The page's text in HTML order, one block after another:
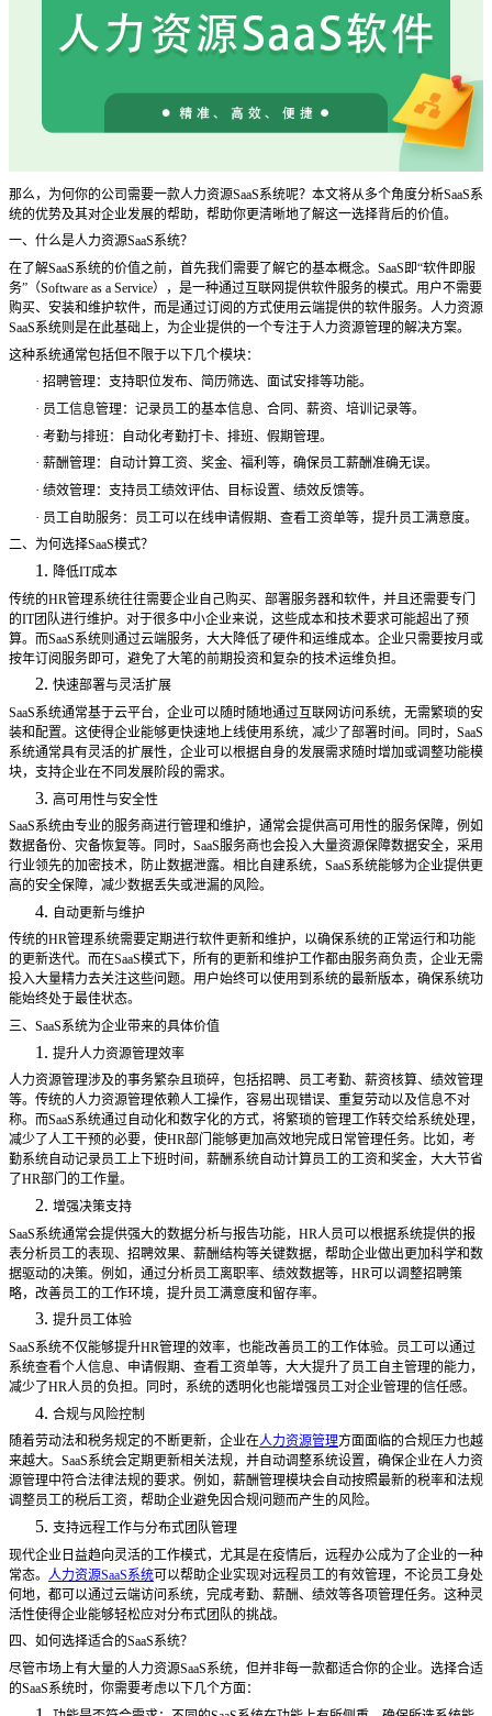
那么，为何你的公司需要一款人力资源SaaS系统呢？本文将从多个角度分析SaaS系
统的优势及其对企业发展的帮助，帮助你更清晰地了解这一选择背后的价值。
一、什么是人力资源SaaS系统？
在了解SaaS系统的价值之前，首先我们需要了解它的基本概念。SaaS即“软件即服
务”（Software as a Service），是一种通过互联网提供软件服务的模式。用户不需要
购买、安装和维护软件，而是通过订阅的方式使用云端提供的软件服务。人力资源
SaaS系统则是在此基础上，为企业提供的一个专注于人力资源管理的解决方案。
这种系统通常包括但不限于以下几个模块：
· 招聘管理：支持职位发布、简历筛选、面试安排等功能。
· 员工信息管理：记录员工的基本信息、合同、薪资、培训记录等。
· 考勤与排班：自动化考勤打卡、排班、假期管理。
· 薪酬管理：自动计算工资、奖金、福利等，确保员工薪酬准确无误。
· 绩效管理：支持员工绩效评估、目标设置、绩效反馈等。
· 员工自助服务：员工可以在线申请假期、查看工资单等，提升员工满意度。
二、为何选择SaaS模式？
1. 降低IT成本
传统的HR管理系统往往需要企业自己购买、部署服务器和软件，并且还需要专门
的IT团队进行维护。对于很多中小企业来说，这些成本和技术要求可能超出了预
算。而SaaS系统则通过云端服务，大大降低了硬件和运维成本。企业只需要按月或
按年订阅服务即可，避免了大笔的前期投资和复杂的技术运维负担。
2. 快速部署与灵活扩展
SaaS系统通常基于云平台，企业可以随时随地通过互联网访问系统，无需繁琐的安
装和配置。这使得企业能够更快速地上线使用系统，减少了部署时间。同时，SaaS
系统通常具有灵活的扩展性，企业可以根据自身的发展需求随时增加或调整功能模
块，支持企业在不同发展阶段的需求。
3. 高可用性与安全性
SaaS系统由专业的服务商进行管理和维护，通常会提供高可用性的服务保障，例如
数据备份、灾备恢复等。同时，SaaS服务商也会投入大量资源保障数据安全，采用
行业领先的加密技术，防止数据泄露。相比自建系统，SaaS系统能够为企业提供更
高的安全保障，减少数据丢失或泄漏的风险。
4. 自动更新与维护
传统的HR管理系统需要定期进行软件更新和维护，以确保系统的正常运行和功能
的更新迭代。而在SaaS模式下，所有的更新和维护工作都由服务商负责，企业无需
投入大量精力去关注这些问题。用户始终可以使用到系统的最新版本，确保系统功
能始终处于最佳状态。
三、 SaaS系统为企业带来的具体价值
1. 提升人力资源管理效率
人力资源管理涉及的事务繁杂且琐碎，包括招聘、员工考勤、薪资核算、绩效管理
等。传统的人力资源管理依赖人工操作，容易出现错误、重复劳动以及信息不对
称。而SaaS系统通过自动化和数字化的方式，将繁琐的管理工作转交给系统处理，
减少了人工干预的必要，使HR部门能够更加高效地完成日常管理任务。比如，考
勤系统自动记录员工上下班时间，薪酬系统自动计算员工的工资和奖金，大大节省
了HR部门的工作量。
2. 增强决策支持
SaaS系统通常会提供强大的数据分析与报告功能，HR人员可以根据系统提供的报
表分析员工的表现、招聘效果、薪酬结构等关键数据，帮助企业做出更加科学和数
据驱动的决策。例如，通过分析员工离职率、绩效数据等，HR可以调整招聘策
略，改善员工的工作环境，提升员工满意度和留存率。
3. 提升员工体验
SaaS系统不仅能够提升HR管理的效率，也能改善员工的工作体验。员工可以通过
系统查看个人信息、申请假期、查看工资单等，大大提升了员工自主管理的能力，
减少了HR人员的负担。同时，系统的透明化也能增强员工对企业管理的信任感。
4. 合规与风险控制
随着劳动法和税务规定的不断更新，企业在人力资源管理方面面临的合规压力也越
来越大。 SaaS系统会定期更新相关法规，并自动调整系统设置，确保企业在人力资
源管理中符合法律法规的要求。例如，薪酬管理模块会自动按照最新的税率和法规
调整员工的税后工资，帮助企业避免因合规问题而产生的风险。
5. 支持远程工作与分布式团队管理
现代企业日益趋向灵活的工作模式，尤其是在疫情后，远程办公成为了企业的一种
常态。 人力资源SaaS系统可以帮助企业实现对远程员工的有效管理，不论员工身处
何地，都可以通过云端访问系统，完成考勤、薪酬、绩效等各项管理任务。这种灵
活性使得企业能够轻松应对分布式团队的挑战。
四、如何选择适合的SaaS系统？
尽管市场上有大量的人力资源SaaS系统，但并非每一款都适合你的企业。选择合适
的SaaS系统时，你需要考虑以下几个方面：